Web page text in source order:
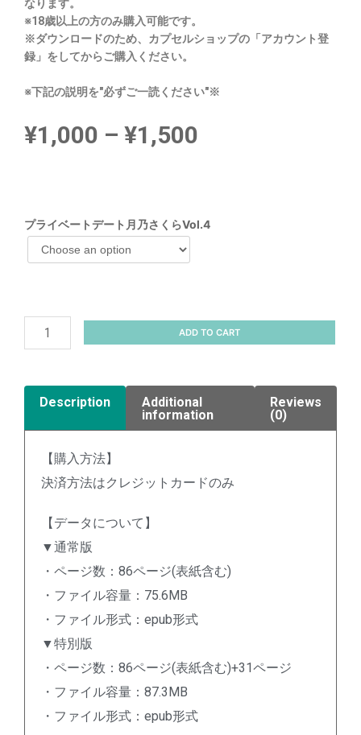
なります。
※18歳以上の方のみ購入可能です。
※ダウンロードのため、カプセルショップの「アカウント登
録」をしてからご購入ください。
※下記の説明を"必ずご一読ください"※
¥1,000 – ¥1,500
プライベートデート月乃さくらVol.4
ADD TO CART
Description
Additional
information
Reviews
(0)
【購入方法】
決済方法はクレジットカードのみ
【データについて】
▼通常版
・ページ数：86ページ(表紙含む)
・ファイル容量：75.6MB
・ファイル形式：epub形式
▼特別版
・ページ数：86ページ(表紙含む)+31ページ
・ファイル容量：87.3MB
・ファイル形式：epub形式